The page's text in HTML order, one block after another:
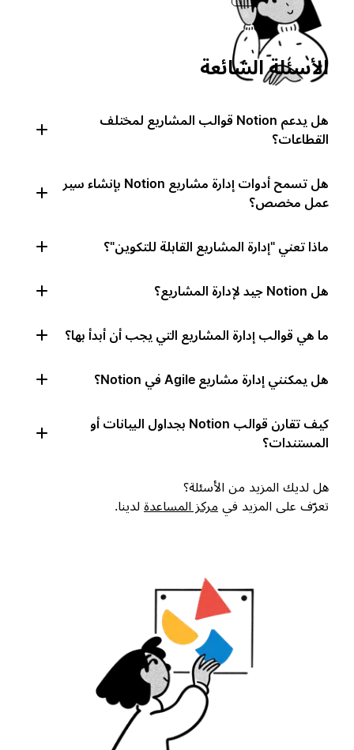
الأسئلة الشائعة
هل يدعم Notion قوالب المشاريع لمختلف
القطاعات؟
هل تسمح أدوات إدارة مشاريع Notion بإنشاء سير
عمل مخصص؟
ماذا تعني "إدارة المشاريع القابلة للتكوين"؟
هل Notion جيد لإدارة المشاريع؟
ما هي قوالب إدارة المشاريع التي يجب أن أبدأ بها؟
هل يمكنني إدارة مشاريع Agile في Notion؟
كيف تقارن قوالب Notion بجداول البيانات أو
المستندات؟
هل لديك المزيد من الأسئلة؟
تعرّف على المزيد في مركز المساعدة لدينا.